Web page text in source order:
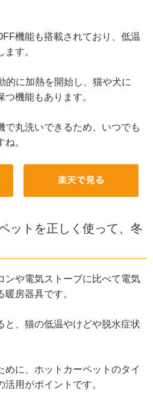
機能も搭載されており、低温
す。
的に加熱を開始し、猫や犬に
機能もあります。
で丸洗いできるため、いつでも
。
ットを正しく使って、冬
ンや電気ストーブに比べて電気
房器具です。
と、猫の低温やけどや脱水症状
めに、ホットカーペットのタイ
用がポイントです。